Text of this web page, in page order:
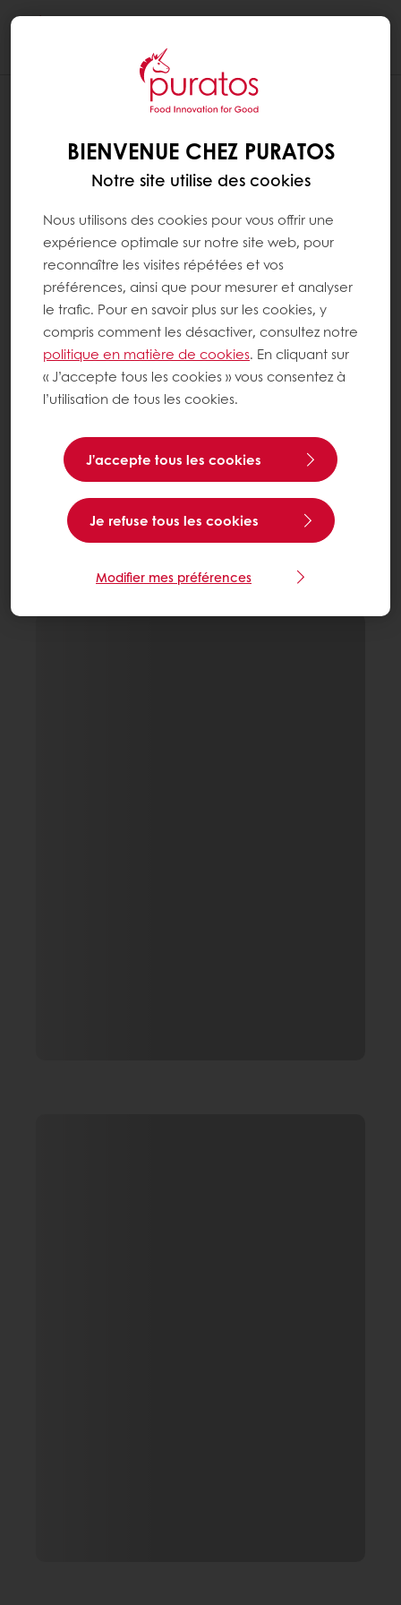
BIENVENUE CHEZ PURATOS
Notre site utilise des cookies
Nous utilisons des cookies pour vous offrir une
expérience optimale sur notre site web, pour
reconnaître les visites répétées et vos
préférences, ainsi que pour mesurer et analyser
le trafic. Pour en savoir plus sur les cookies, y
compris comment les désactiver, consultez notre
politique en matière de cookies. En cliquant sur
« J’accepte tous les cookies » vous consentez à
l’utilisation de tous les cookies.
J’accepte tous les cookies
Je refuse tous les cookies
Modifier mes préférences